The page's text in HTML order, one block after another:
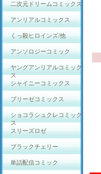
二次元ドリームコミックス
アンリアルコミックス
くっ殺ヒロインズ/他
アンソロジーコミック
ヤングアンリアルコミック
ス
シャイニーコミックス
ブリーゼコミックス
ショコラシュクレコミック
ス
スリーズロゼ
ブラックチェリー
単話配信コミック